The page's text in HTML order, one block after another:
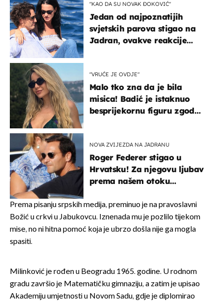
"KAO DA SU NOVAK ĐOKOVIĆ"
Jedan od najpoznatijih
svjetskih parova stigao na
Jadran, ovakve reakcije
"VRUĆE JE OVDJE"
Malo tko zna da je bila
misica! Badić je istaknuo
besprijekornu figuru zgodne
NOVA ZVIJEZDA NA JADRANU
Roger Federer stigao u
Hrvatsku! Za njegovu ljubav
prema našem otoku
Hrvat
Prema pisanju srpskih medija, preminuo je na pravoslavni
Božić u crkvi u Jabukovcu. Iznenada mu je pozlilo tijekom
mise, no ni hitna pomoć koja je ubrzo došla nije ga mogla
spasiti.
Milinković je rođen u Beogradu 1965. godine. U rodnom
gradu završio je Matematičku gimnaziju, a zatim je upisao
Akademiju umjetnosti u Novom Sadu, gdje je diplomirao